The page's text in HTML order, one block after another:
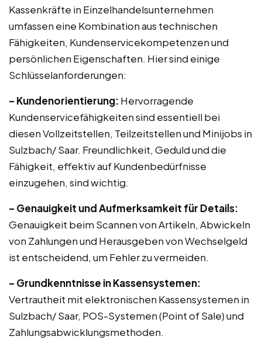
Kassenkräfte in Einzelhandelsunternehmen
umfassen eine Kombination aus technischen
Fähigkeiten, Kundenservicekompetenzen und
persönlichen Eigenschaften. Hier sind einige
Schlüsselanforderungen:
– Kundenorientierung: Hervorragende
Kundenservicefähigkeiten sind essentiell bei
diesen Vollzeitstellen, Teilzeitstellen und Minijobs in
Sulzbach/ Saar. Freundlichkeit, Geduld und die
Fähigkeit, effektiv auf Kundenbedürfnisse
einzugehen, sind wichtig.
– Genauigkeit und Aufmerksamkeit für Details:
Genauigkeit beim Scannen von Artikeln, Abwickeln
von Zahlungen und Herausgeben von Wechselgeld
ist entscheidend, um Fehler zu vermeiden.
– Grundkenntnisse in Kassensystemen:
Vertrautheit mit elektronischen Kassensystemen in
Sulzbach/ Saar, POS-Systemen (Point of Sale) und
Zahlungsabwicklungsmethoden.